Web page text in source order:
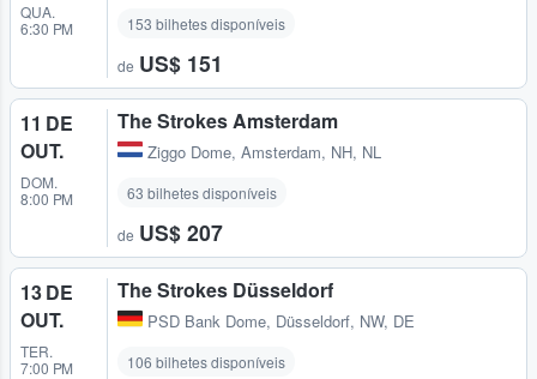
QUA.
6:30 PM
153 bilhetes disponíveis
de US$ 151
11 DE
OUT.
DOM.
8:00 PM
The Strokes Amsterdam
Ziggo Dome, Amsterdam, NH, NL
63 bilhetes disponíveis
de US$ 207
13 DE
OUT.
TER.
7:00 PM
The Strokes Düsseldorf
PSD Bank Dome, Düsseldorf, NW, DE
106 bilhetes disponíveis